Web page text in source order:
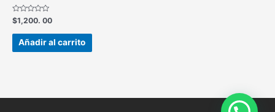
Valorado
en
0
$1,200. 00
Añadir al carrito